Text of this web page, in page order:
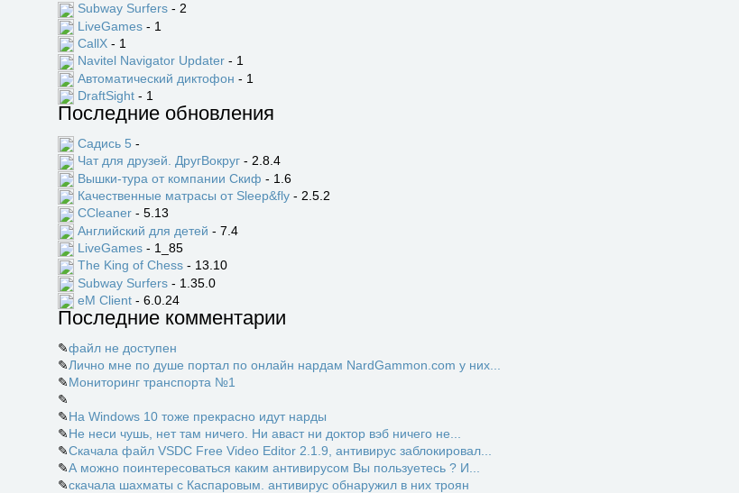
Subway Surfers - 2
LiveGames - 1
CallX - 1
Navitel Navigator Updater - 1
Автоматический диктофон - 1
DraftSight - 1
Последние обновления
Садись 5 -
Чат для друзей. ДругВокруг - 2.8.4
Вышки-тура от компании Скиф - 1.6
Качественные матрасы от Sleep&fly - 2.5.2
CCleaner - 5.13
Английский для детей - 7.4
LiveGames - 1_85
The King of Chess - 13.10
Subway Surfers - 1.35.0
eM Client - 6.0.24
Последние комментарии
✎файл не доступен
✎Лично мне по душе портал по онлайн нардам NardGammon.com у них...
✎Мониторинг транспорта №1
✎
✎На Windows 10 тоже прекрасно идут нарды
✎Не неси чушь, нет там ничего. Ни аваст ни доктор вэб ничего не...
✎Скачала файл VSDC Free Video Editor 2.1.9, антивирус заблокировал...
✎А можно поинтересоваться каким антивирусом Вы пользуетесь ? И...
✎скачала шахматы с Каспаровым. антивирус обнаружил в них троян